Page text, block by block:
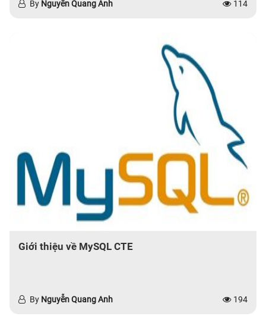
By Nguyễn Quang Anh 114
Giới thiệu về MySQL CTE
By Nguyễn Quang Anh 194